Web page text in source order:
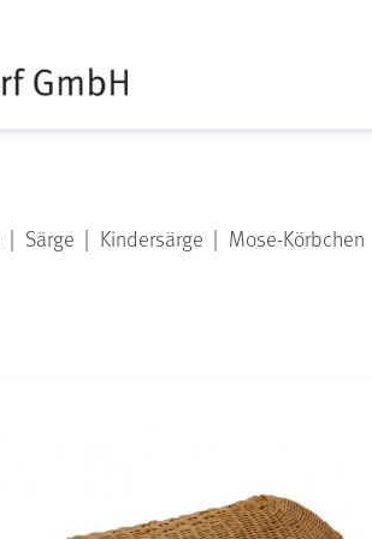
| Särge | Kindersärge | Mose-Körbchen